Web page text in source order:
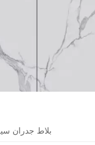
بلاط جدران